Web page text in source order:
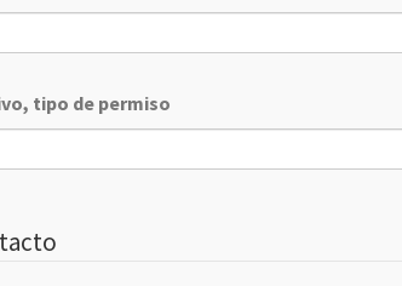
tipo de permiso